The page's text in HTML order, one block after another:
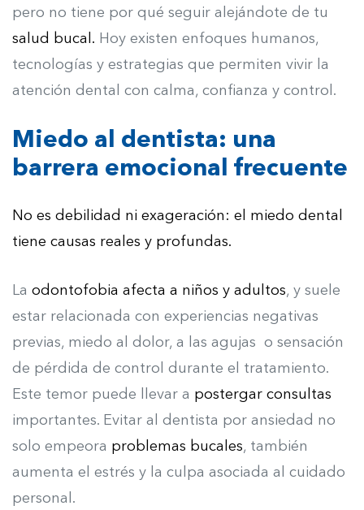
pero no tiene por qué seguir alejándote de tu
salud bucal. Hoy existen enfoques humanos,
tecnologías y estrategias que permiten vivir la
atención dental con calma, confianza y control.
Miedo al dentista: una
barrera emocional frecuente
No es debilidad ni exageración: el miedo dental
tiene causas reales y profundas.
La odontofobia afecta a niños y adultos, y suele
estar relacionada con experiencias negativas
previas, miedo al dolor, a las agujas o sensación
de pérdida de control durante el tratamiento.
Este temor puede llevar a postergar consultas
importantes. Evitar al dentista por ansiedad no
solo empeora problemas bucales, también
aumenta el estrés y la culpa asociada al cuidado
personal.